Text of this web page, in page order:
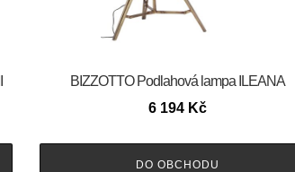
BIZZOTTO Podlahová lampa ILEANA
6 194 Kč
DO OBCHODU